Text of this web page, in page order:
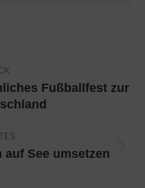
Fußballfest zur
auf See umsetzen